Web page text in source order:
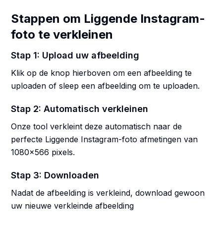
Stappen om Liggende Instagram-
foto te verkleinen
Stap 1: Upload uw afbeelding
Klik op de knop hierboven om een afbeelding te
uploaden of sleep een afbeelding om te uploaden.
Stap 2: Automatisch verkleinen
Onze tool verkleint deze automatisch naar de
perfecte Liggende Instagram-foto afmetingen van
1080x566 pixels.
Stap 3: Downloaden
Nadat de afbeelding is verkleind, download gewoon
uw nieuwe verkleinde afbeelding